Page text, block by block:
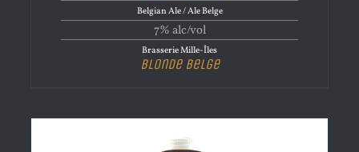
Belgian Ale / Ale Belge
7% alc/vol
Brasserie Mille-Îles
Blonde Belge